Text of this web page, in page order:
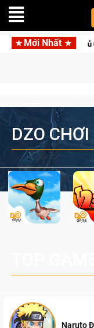
Mới Nhất
bị của game thủ
DZO CHƠI
Naruto